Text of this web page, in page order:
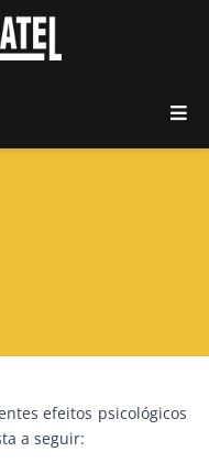
efeitos psicológicos
a seguir: